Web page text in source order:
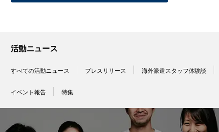
活動ニュース
すべての活動ニュース プレスリリース 海外派遣スタッフ体験談
イベント報告 特集